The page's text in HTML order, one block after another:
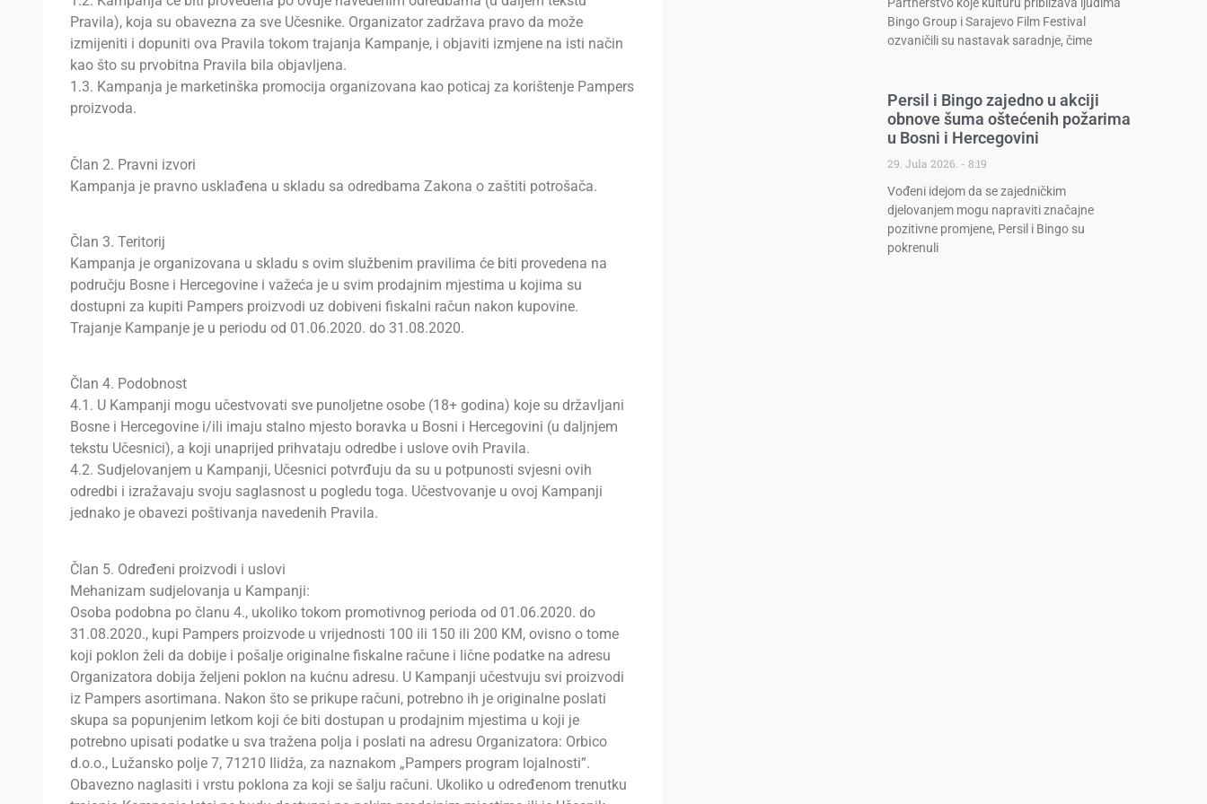
Pravila), koja su obavezna za sve Učesnike. Organizator zadržava pravo da može
izmijeniti i dopuniti ova Pravila tokom trajanja Kampanje, i objaviti izmjene na isti način
kao što su prvobitna Pravila bila objavljena.
1.3. Kampanja je marketinška promocija organizovana kao poticaj za korištenje Pampers
proizvoda.
Član 2. Pravni izvori
Kampanja je pravno usklađena u skladu sa odredbama Zakona o zaštiti potrošača.
Član 3. Teritorij
Kampanja je organizovana u skladu s ovim službenim pravilima će biti provedena na
području Bosne i Hercegovine i važeća je u svim prodajnim mjestima u kojima su
dostupni za kupiti Pampers proizvodi uz dobiveni fiskalni račun nakon kupovine.
Trajanje Kampanje je u periodu od 01.06.2020. do 31.08.2020.
Član 4. Podobnost
4.1. U Kampanji mogu učestvovati sve punoljetne osobe (18+ godina) koje su državljani
Bosne i Hercegovine i/ili imaju stalno mjesto boravka u Bosni i Hercegovini (u daljnjem
tekstu Učesnici), a koji unaprijed prihvataju odredbe i uslove ovih Pravila.
4.2. Sudjelovanjem u Kampanji, Učesnici potvrđuju da su u potpunosti svjesni ovih
odredbi i izražavaju svoju saglasnost u pogledu toga. Učestvovanje u ovoj Kampanji
jednako je obavezi poštivanja navedenih Pravila.
Član 5. Određeni proizvodi i uslovi
Mehanizam sudjelovanja u Kampanji:
Osoba podobna po članu 4., ukoliko tokom promotivnog perioda od 01.06.2020. do
31.08.2020., kupi Pampers proizvode u vrijednosti 100 ili 150 ili 200 KM, ovisno o tome
koji poklon želi da dobije i pošalje originalne fiskalne račune i lične podatke na adresu
Organizatora dobija željeni poklon na kućnu adresu. U Kampanji učestvuju svi proizvodi
iz Pampers asortimana. Nakon što se prikupe računi, potrebno ih je originalne poslati
skupa sa popunjenim letkom koji će biti dostupan u prodajnim mjestima u koji je
potrebno upisati podatke u sva tražena polja i poslati na adresu Organizatora: Orbico
d.o.o., Lužansko polje 7, 71210 Ilidža, za naznakom „Pampers program lojalnosti”.
Obavezno naglasiti i vrstu poklona za koji se šalju računi. Ukoliko u određenom trenutku
Bingo Group i Sarajevo Film Festival
ozvaničili su nastavak saradnje, čime
Persil i Bingo zajedno u akciji
obnove šuma oštećenih požarima
u Bosni i Hercegovini
29. Jula 2026.
8:19
Vođeni idejom da se zajedničkim
djelovanjem mogu napraviti značajne
pozitivne promjene, Persil i Bingo su
pokrenuli